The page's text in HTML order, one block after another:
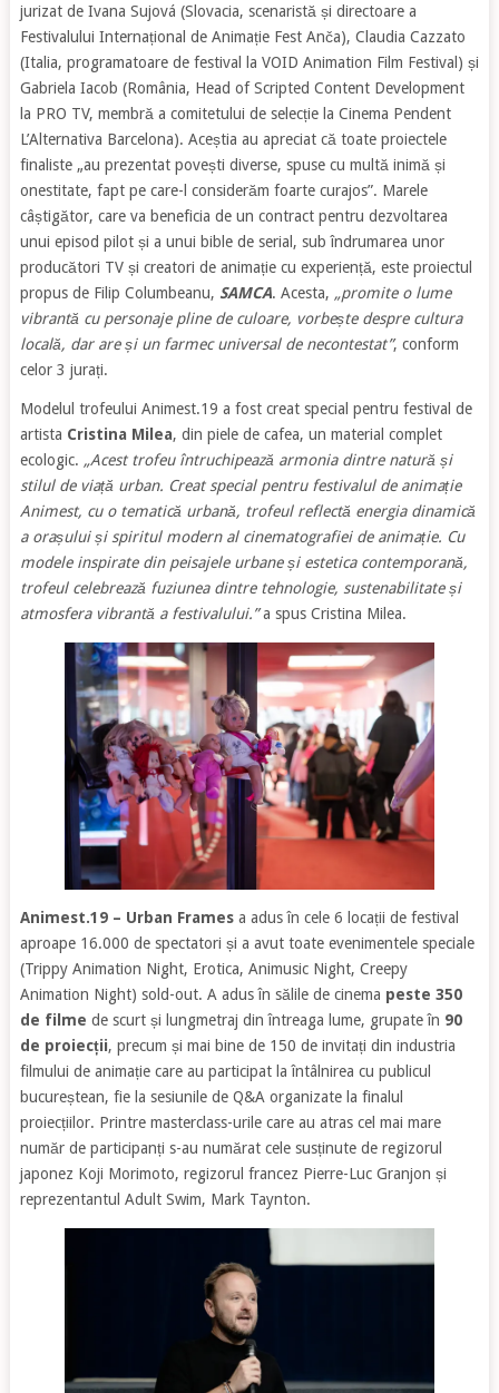
jurizat de Ivana Sujová (Slovacia, scenaristă și directoare a
Festivalului Internațional de Animație Fest Anča), Claudia Cazzato
(Italia, programatoare de festival la VOID Animation Film Festival) și
Gabriela Iacob (România, Head of Scripted Content Development
la PRO TV, membră a comitetului de selecție la Cinema Pendent
L’Alternativa Barcelona). Aceștia au apreciat că toate proiectele
finaliste „au prezentat povești diverse, spuse cu multă inimă și
onestitate, fapt pe care-l considerăm foarte curajos”. Marele
câștigător, care va beneficia de un contract pentru dezvoltarea
unui episod pilot și a unui bible de serial, sub îndrumarea unor
producători TV și creatori de animație cu experiență, este proiectul
propus de Filip Columbeanu, SAMCA. Acesta, „promite o lume
vibrantă cu personaje pline de culoare, vorbește despre cultura
locală, dar are și un farmec universal de necontestat”, conform
celor 3 jurați.
Modelul trofeului Animest.19 a fost creat special pentru festival de
artista Cristina Milea, din piele de cafea, un material complet
ecologic. „Acest trofeu întruchipează armonia dintre natură și
stilul de viață urban. Creat special pentru festivalul de animație
Animest, cu o tematică urbană, trofeul reflectă energia dinamică
a orașului și spiritul modern al cinematografiei de animație. Cu
modele inspirate din peisajele urbane și estetica contemporană,
trofeul celebrează fuziunea dintre tehnologie, sustenabilitate și
atmosfera vibrantă a festivalului.”a spus Cristina Milea.
Animest.19 – Urban Frames a adus în cele 6 locații de festival
aproape 16.000 de spectatori și a avut toate evenimentele speciale
(Trippy Animation Night, Erotica, Animusic Night, Creepy
Animation Night) sold-out. A adus în sălile de cinema peste 350
de filme de scurt și lungmetraj din întreaga lume, grupate în 90
de proiecții, precum și mai bine de 150 de invitați din industria
filmului de animație care au participat la întâlnirea cu publicul
bucureștean, fie la sesiunile de Q&A organizate la finalul
proiecțiilor. Printre masterclass-urile care au atras cel mai mare
număr de participanți s-au numărat cele susținute de regizorul
japonez Koji Morimoto, regizorul francez Pierre-Luc Granjon și
reprezentantul Adult Swim, Mark Taynton.